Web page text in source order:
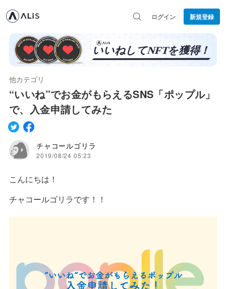
ログイン 新規登録
他カテゴリ
“いいね”でお金がもらえるSNS「ポップル」
で、入金申請してみた
チャコールゴリラ
2019/08/24 05:23
こんにちは！
チャコールゴリラです！！